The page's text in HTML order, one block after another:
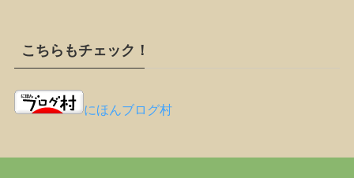
こちらもチェック！
にほんブログ村